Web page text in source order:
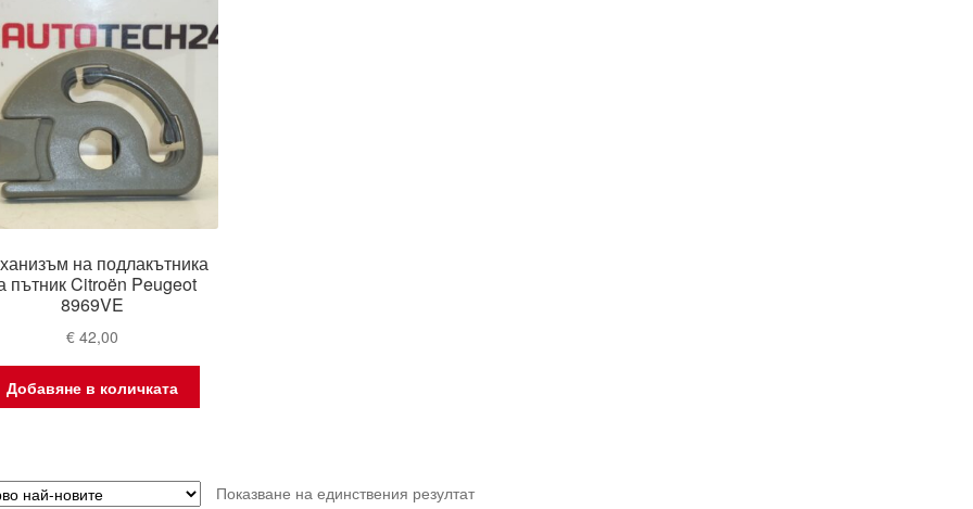
на подлакътника
пътник Citroën Peugeot
8969VE
€ 42,00
Добавяне в количката
Показване на единствения резултат